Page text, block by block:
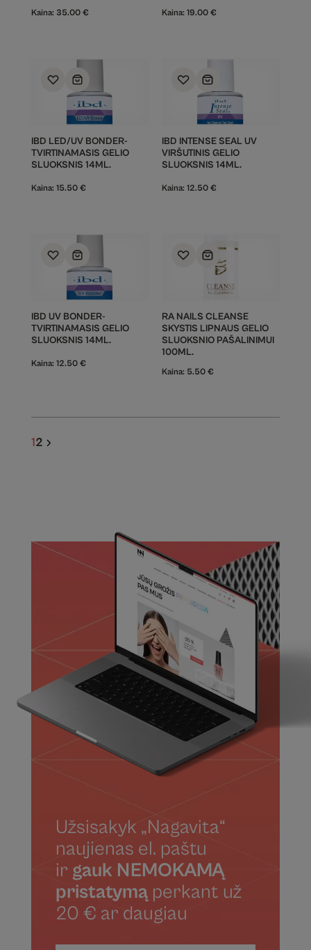
Kaina: 35.00 € Kaina: 19.00 €
IBD LED/UV BONDER-
TVIRTINAMASIS GELIO
SLUOKSNIS 14ML.
Kaina: 15.50 €
IBD INTENSE SEAL UV
VIRŠUTINIS GELIO
SLUOKSNIS 14ML.
Kaina: 12.50 €
IBD UV BONDER-
TVIRTINAMASIS GELIO
SLUOKSNIS 14ML.
Kaina: 12.50 €
RA NAILS CLEANSE
SKYSTIS LIPNAUS GELIO
SLUOKSNIO PAŠALINIMUI
100ML.
Kaina: 5.50 €
12
Užsisakyk „Nagavita“
naujienas el. paštu
ir gauk NEMOKAMĄ
pristatymąperkant už
20 € ar daugiau